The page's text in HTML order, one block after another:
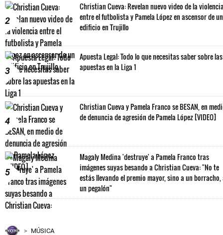
2
Christian Cueva: Revelan nuevo video de la
entre el futbolista y Pamela López en ascensor de un
edificio en Trujillo
3
Apuesta Legal: Todo lo que necesitas saber sobre las
apuestas en la Liga 1
4
Christian Cueva y Pamela Franco se BESAN, en
de denuncia de agresión de Pamela López [VIDEO]
5
Magaly Medina 'destruye' a Pamela Franco tras
imágenes suyas besando a Christian Cueva: "No te
estás llevando el premio mayor, sino a un borracho,
un pegalón"
MÚSICA